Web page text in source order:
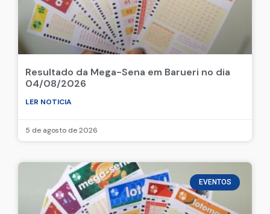
Resultado da Mega-Sena em Barueri no dia
04/08/2026
LER NOTICIA
5 de agosto de 2026
EVENTOS